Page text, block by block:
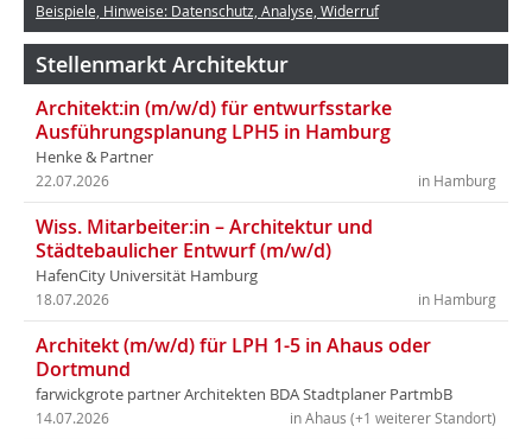
Beispiele, Hinweise: Datenschutz, Analyse, Widerruf
Stellenmarkt Architektur
Architekt:in (m/w/d) für entwurfsstarke
Ausführungsplanung LPH5 in Hamburg
Henke & Partner
in Hamburg
22.07.2026
Wiss. Mitarbeiter:in – Architektur und
Städtebaulicher Entwurf (m/w/d)
HafenCity Universität Hamburg
in Hamburg
18.07.2026
Architekt (m/w/d) für LPH 1-5 in Ahaus oder
Dortmund
farwickgrote partner Architekten BDA Stadtplaner PartmbB
in Ahaus (+1 weiterer Standort)
14.07.2026